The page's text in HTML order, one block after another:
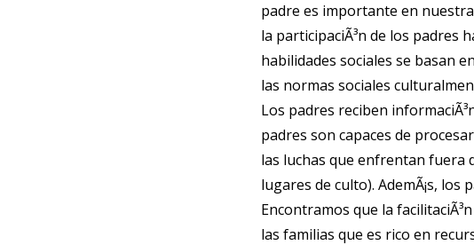
padre es importante en
la participaciÃ³n de los padres
habilidades sociales se basan
las normas sociales
Los padres reciben
padres son capaces de
las luchas que enfrentan fuera
lugares de culto). AdemÃ¡s,
Encontramos que la
las familias que es rico en